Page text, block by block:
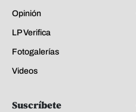
Opinión
LP Verifica
Fotogalerías
Videos
Suscríbete